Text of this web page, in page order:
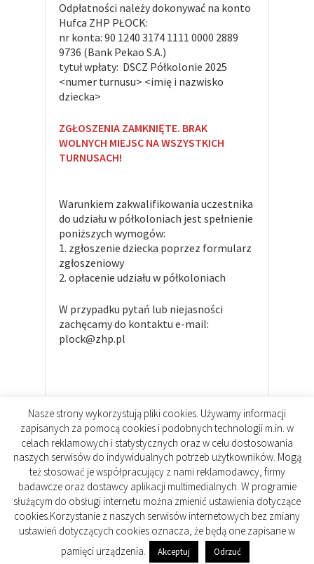
Odpłatności należy dokonywać na konto
Hufca ZHP PŁOCK:
nr konta: 90 1240 3174 1111 0000 2889
9736 (Bank Pekao S.A.)
tytuł wpłaty: DSCZ Półkolonie 2025
<numer turnusu> <imię i nazwisko
dziecka>
ZGŁOSZENIA ZAMKNIĘTE. BRAK
WOLNYCH MIEJSC NA WSZYSTKICH
TURNUSACH!
Warunkiem zakwalifikowania uczestnika
do udziału w półkoloniach jest spełnienie
poniższych wymogów:
1. zgłoszenie dziecka poprzez formularz
zgłoszeniowy
2. opłacenie udziału w półkoloniach
W przypadku pytań lub niejasności
zachęcamy do kontaktu e-mail:
plock@zhp.pl
Copyright © 2026. All rights reserved.
Designed byWPlook Studio
Kontakt Repozytorium Plików
Nasze strony wykorzystują pliki cookies. Używamy informacji
zapisanych za pomocą cookies i podobnych technologii m.in. w
celach reklamowych i statystycznych oraz w celu dostosowania
naszych serwisów do indywidualnych potrzeb użytkowników. Mogą
też stosować je współpracujący z nami reklamodawcy, firmy
badawcze oraz dostawcy aplikacji multimedialnych. W programie
służącym do obsługi internetu można zmienić ustawienia dotyczące
cookies.Korzystanie z naszych serwisów internetowych bez zmiany
ustawień dotyczących cookies oznacza, że będą one zapisane w
pamięci urządzenia.
Akceptuj Odrzuć